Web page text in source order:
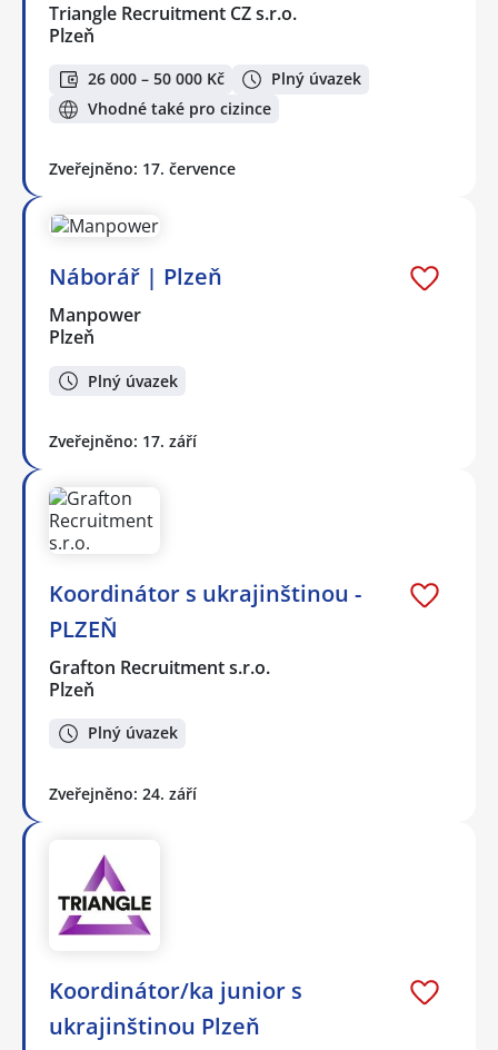
Triangle Recruitment CZ s.r.o.
Plzeň
26 000 – 50 000 Kč
Plný úvazek
Vhodné také pro cizince
Zveřejněno: 17. července
Náborář | Plzeň
Manpower
Plzeň
Plný úvazek
Zveřejněno: 17. září
Koordinátor s ukrajinštinou -
PLZEŇ
Grafton Recruitment s.r.o.
Plzeň
Plný úvazek
Zveřejněno: 24. září
Koordinátor/ka junior s
ukrajinštinou Plzeň